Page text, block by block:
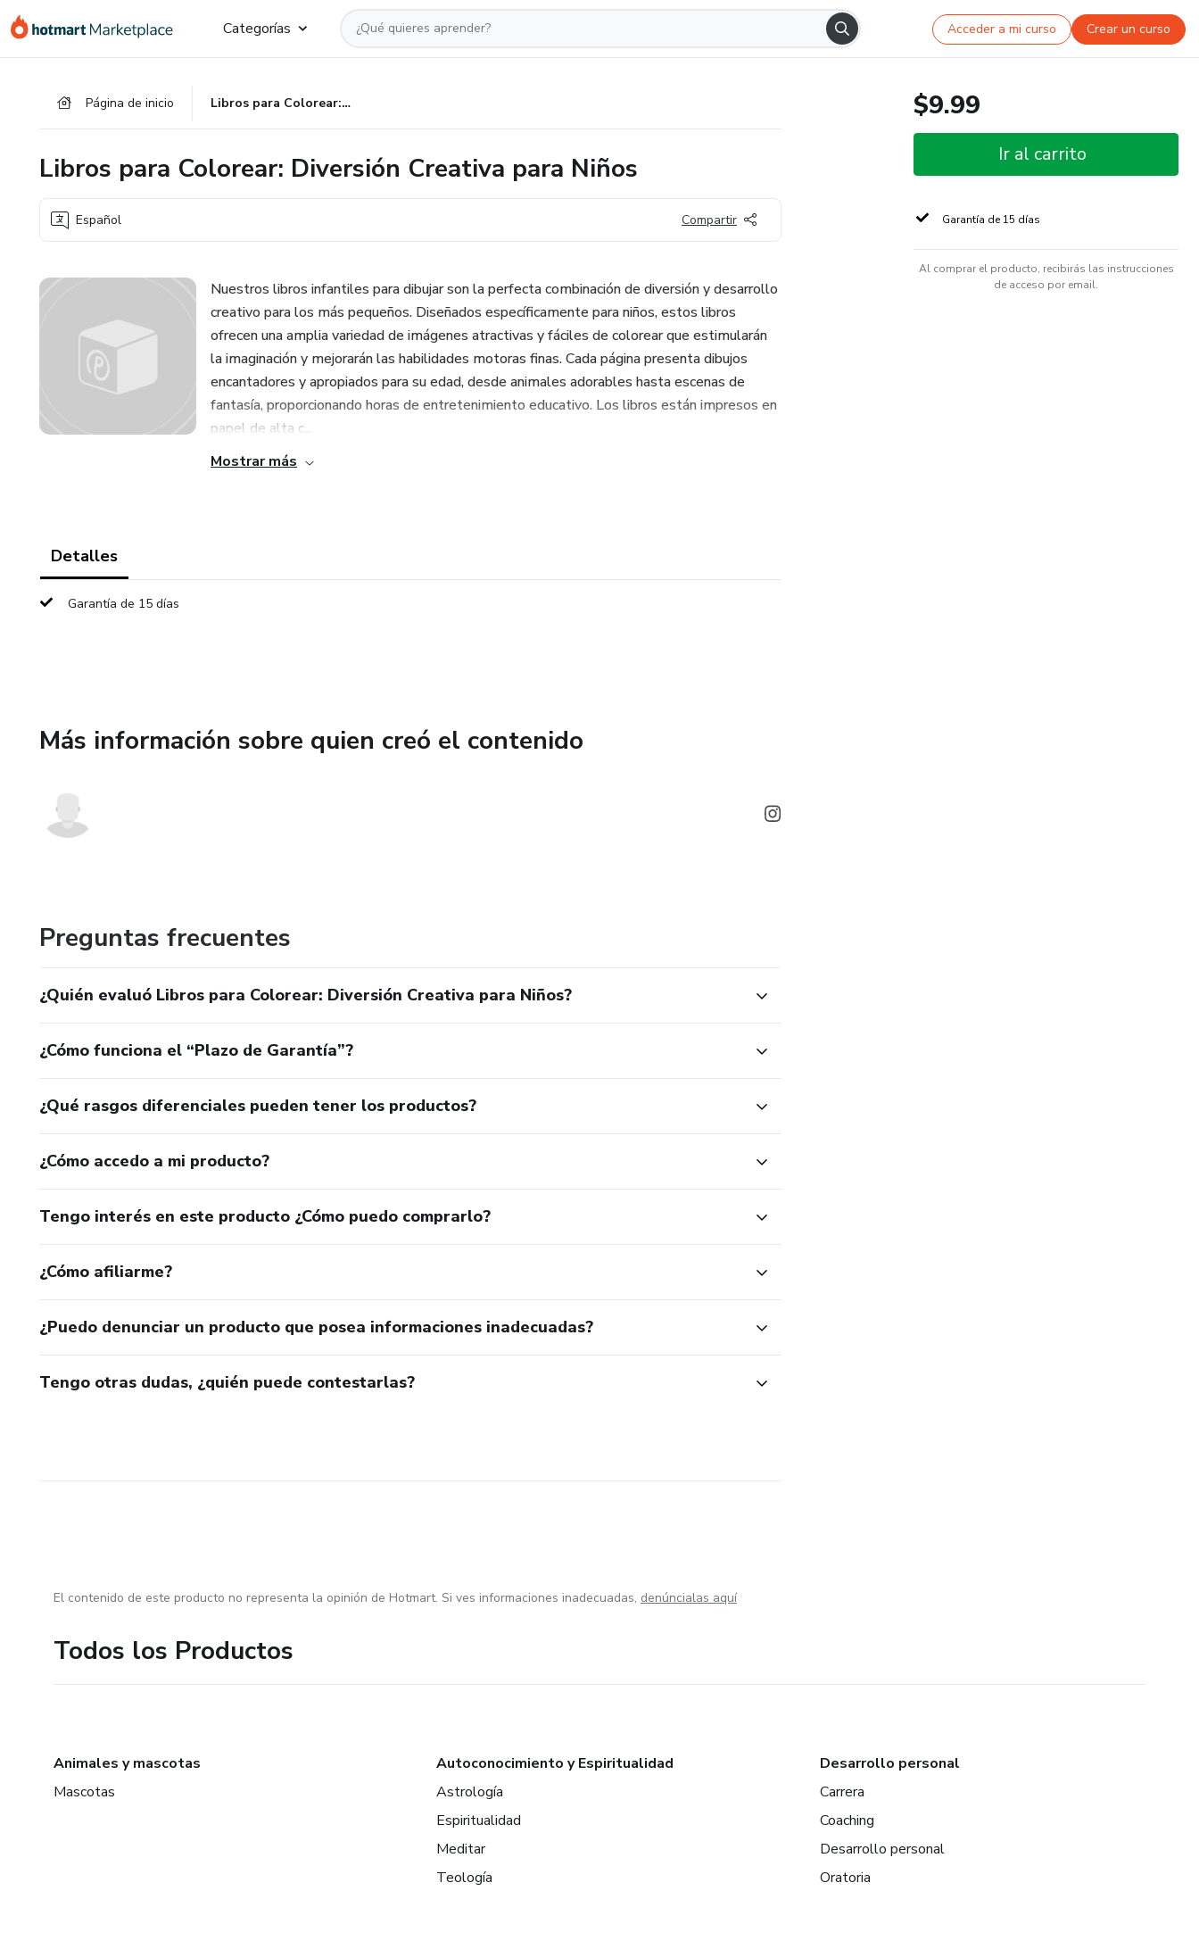
Categorías Acceder a mi curso Crear un curso
Página de inicio Libros para Colorear: Diversión Creativa para Niños
Libros para Colorear: Diversión Creativa para Niños
Español Compartir
Nuestros libros infantiles para dibujar son la perfecta combinación de diversión y desarrollo
creativo para los más pequeños. Diseñados específicamente para niños, estos libros
ofrecen una amplia variedad de imágenes atractivas y fáciles de colorear que estimularán
la imaginación y mejorarán las habilidades motoras finas. Cada página presenta dibujos
encantadores y apropiados para su edad, desde animales adorables hasta escenas de
fantasía, proporcionando horas de entretenimiento educativo. Los libros están impresos en
papel de alta c...
Mostrar más
Detalles
Garantía de 15 días
Más información sobre quien creó el contenido
Preguntas frecuentes
¿Quién evaluó Libros para Colorear: Diversión Creativa para Niños?
¿Cómo funciona el “Plazo de Garantía”?
¿Qué rasgos diferenciales pueden tener los productos?
¿Cómo accedo a mi producto?
Tengo interés en este producto ¿Cómo puedo comprarlo?
¿Cómo afiliarme?
¿Puedo denunciar un producto que posea informaciones inadecuadas?
Tengo otras dudas, ¿quién puede contestarlas?
$9.99
Ir al carrito
Garantía de 15 días
Al comprar el producto, recibirás las instrucciones
de acceso por email.
El contenido de este producto no representa la opinión de Hotmart. Si ves informaciones inadecuadas, denúncialas aquí
Todos los Productos
Animales y mascotas
Mascotas
Autoconocimiento y Espiritualidad
Astrología
Espiritualidad
Meditar
Teología
Desarrollo personal
Carrera
Coaching
Desarrollo personal
Oratoria